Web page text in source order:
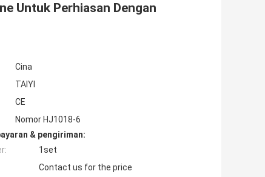
Untuk Perhiasan Dengan
Cina
TAIYI
CE
Nomor HJ1018-6
& pengiriman:
1set
Contact us for the price